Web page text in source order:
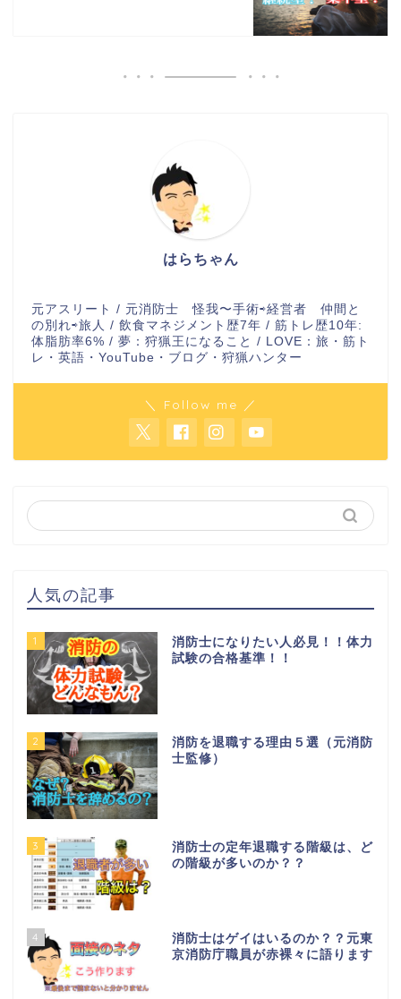
はらちゃん
元アスリート / 元消防士 怪我〜手術⇨経営者 仲間と
の別れ⇨旅人 / 飲食マネジメント歴7年 / 筋トレ歴10年:
体脂肪率6% / 夢：狩猟王になること / LOVE：旅・筋ト
レ・英語・YouTube・ブログ・狩猟ハンター
＼ Follow me ／
人気の記事
1
消防士になりたい人必見！！体力
試験の合格基準！！
2
消防を退職する理由５選（元消防
士監修）
3
消防士の定年退職する階級は、ど
の階級が多いのか？？
4
消防士はゲイはいるのか？？元東
京消防庁職員が赤裸々に語ります